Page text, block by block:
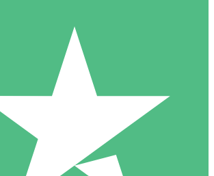
de Créditos Individuais
o uso com créditos de download. Sem
1000